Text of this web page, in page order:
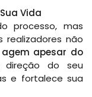
Vida
processo, mas
realizadores não
agem apesar do
do seu
e fortalece sua